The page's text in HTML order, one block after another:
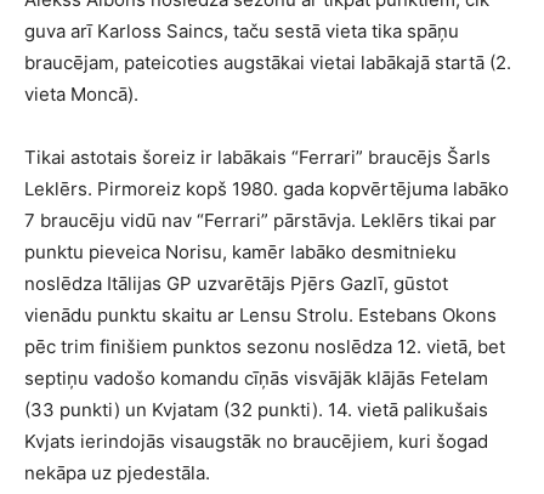
guva arī Karloss Saincs, taču sestā vieta tika spāņu
braucējam, pateicoties augstākai vietai labākajā startā (2.
vieta Moncā).
Tikai astotais šoreiz ir labākais “Ferrari” braucējs Šarls
Leklērs. Pirmoreiz kopš 1980. gada kopvērtējuma labāko
7 braucēju vidū nav “Ferrari” pārstāvja. Leklērs tikai par
punktu pieveica Norisu, kamēr labāko desmitnieku
noslēdza Itālijas GP uzvarētājs Pjērs Gazlī, gūstot
vienādu punktu skaitu ar Lensu Strolu. Estebans Okons
pēc trim finišiem punktos sezonu noslēdza 12. vietā, bet
septiņu vadošo komandu cīņās visvājāk klājās Fetelam
(33 punkti) un Kvjatam (32 punkti). 14. vietā palikušais
Kvjats ierindojās visaugstāk no braucējiem, kuri šogad
nekāpa uz pjedestāla.